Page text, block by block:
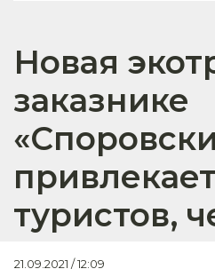
Новая
заказнике
туристов,
21.09.2021 / 12:09